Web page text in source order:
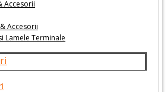
Accesorii
Accesorii
Lamele Terminale